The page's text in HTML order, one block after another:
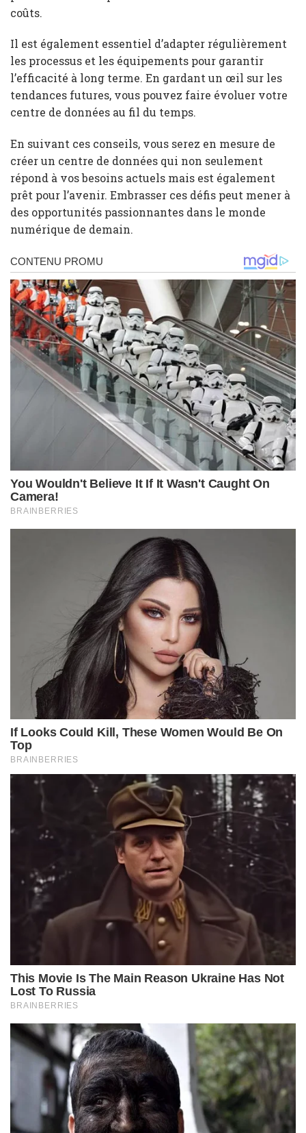
coûts.
Il est également essentiel d’adapter régulièrement
les processus et les équipements pour garantir
l’efficacité à long terme. En gardant un œil sur les
tendances futures, vous pouvez faire évoluer votre
centre de données au fil du temps.
En suivant ces conseils, vous serez en mesure de
créer un centre de données qui non seulement
répond à vos besoins actuels mais est également
prêt pour l’avenir. Embrasser ces défis peut mener à
des opportunités passionnantes dans le monde
numérique de demain.